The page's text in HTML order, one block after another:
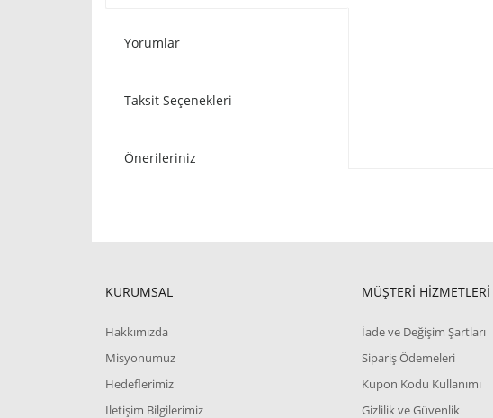
Yorumlar
Taksit Seçenekleri
Önerileriniz
KURUMSAL
Hakkımızda
Misyonumuz
Hedeflerimiz
İletişim Bilgilerimiz
MÜŞTERİ HİZMETLERİ
İade ve Değişim Şartları
Sipariş Ödemeleri
Kupon Kodu Kullanımı
Gizlilik ve Güvenlik